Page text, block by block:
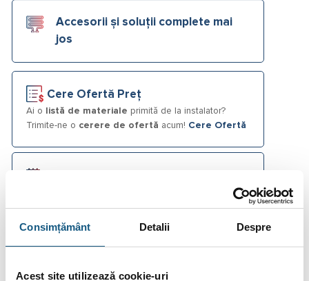
Consimțământ Detalii Despre
Acest site utilizează cookie-uri
Accesorii și soluții complete mai
jos
Cere Ofertă Preț
Ai o listă de materiale primită de la instalator?
Trimite-ne o cerere de ofertă acum! Cere Ofertă
Fotografiile produselor au caracter informativ și pot
conține accesorii neincluse în pachetele standard. De
producător fără preaviz sau pot conține erori de operare.